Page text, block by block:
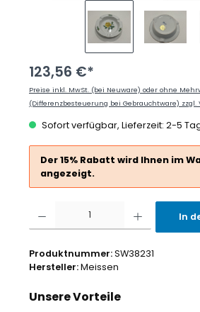
123,56 €*
Preise inkl. MwSt. (bei Neuware) oder ohne
(Differenzbesteuerung bei Gebrauchtware) zzgl.
Sofort verfügbar, Lieferzeit: 2-5
Der 15% Rabatt wird Ihnen im
angezeigt.
Produkt Anzahl: Gib den gewünschten Wert
In
Produktnummer:SW38231
Hersteller:Meissen
Unsere Vorteile